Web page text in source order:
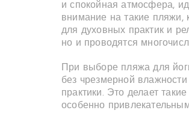
и спокойная атмосфера,
внимание на такие пляжи,
для духовных практик и
но и проводятся
При выборе пляжа для
без чрезмерной
практики. Это делает
особенно